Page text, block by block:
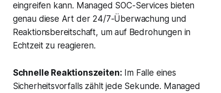
eingreifen kann. Managed SOC-Services bieten
genau diese Art der 24/7-Überwachung und
Reaktionsbereitschaft, um auf Bedrohungen in
Echtzeit zu reagieren.
Schnelle Reaktionszeiten: Im Falle eines
Sicherheitsvorfalls zählt jede Sekunde. Managed